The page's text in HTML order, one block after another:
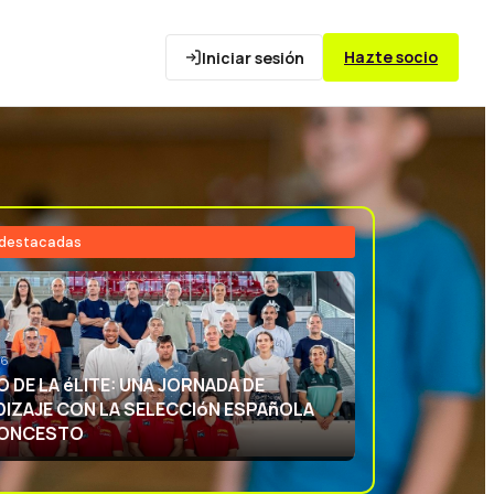
Iniciar sesión Hazte socio
DEPORTIVA: APRENDIENDO CON
ESPAñOLA DE BALONCESTO